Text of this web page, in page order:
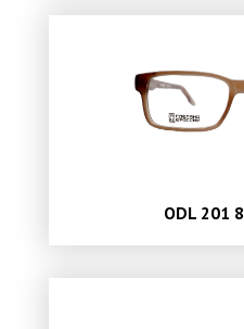
ODL 201 8